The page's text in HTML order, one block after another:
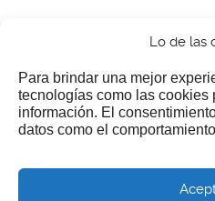
Lo de las
Para brindar una mejor
tecnologías como las cookies
información. El
datos como el
¿Nos invitas a un
Si te gusta nuestra web